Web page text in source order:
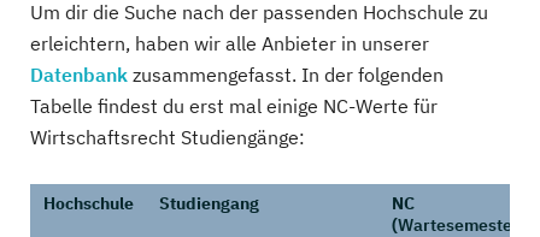
Um dir die Suche nach der passenden Hochschule zu
erleichtern, haben wir alle Anbieter in unserer
Datenbank zusammengefasst. In der folgenden
Tabelle findest du erst mal einige NC-Werte für
Wirtschaftsrecht Studiengänge:
Hochschule Studiengang
NC
(Wartesemester)